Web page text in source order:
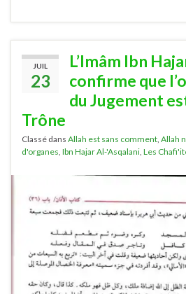
JUIL
23
L’Imâm Ibn
confirme que
du Jugement
Trône
Classé dans Allah est sans comment, Allah
d'organes, Ibn Hajar Al-'Asqalani, Les